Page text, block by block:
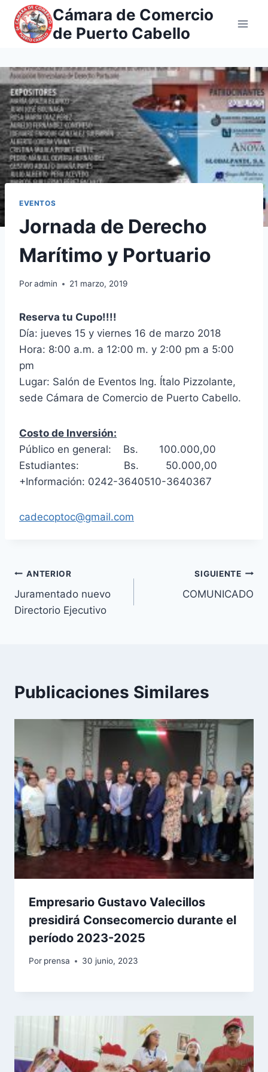
Saltar
contenido
Cámara de Comercio
de Puerto Cabello
EVENTOS
Jornada de Derecho
Marítimo y Portuario
Poradmin 21 marzo, 2019
Reserva tu Cupo!!!!
Día: jueves 15 y viernes 16 de marzo 2018
Hora: 8:00 a.m. a 12:00 m. y 2:00 pm a 5:00
pm
Lugar: Salón de Eventos Ing. Ítalo Pizzolante,
sede Cámara de Comercio de Puerto Cabello.
Costo de Inversión:
Público en general: Bs. 100.000,00
Estudiantes: Bs. 50.000,00
+Información: 0242-3640510-3640367
cadecoptoc@gmail.com
Navegación
de
ANTERIOR
Juramentado nuevo
Directorio Ejecutivo
SIGUIENTE
COMUNICADO
Publicaciones Similares
Empresario Gustavo Valecillos
presidirá Consecomercio durante el
período 2023-2025
Por prensa 30 junio, 2023